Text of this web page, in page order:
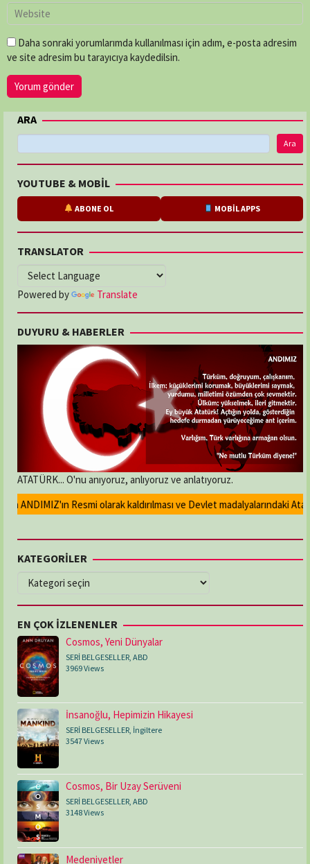
Daha sonraki yorumlarımda kullanılması için adım, e-posta adresim
ve site adresim bu tarayıcıya kaydedilsin.
ARA
Ara
YOUTUBE & MOBİL
ABONE OL MOBİL APPS
TRANSLATOR
Powered by Translate
DUYURU & HABERLER
ATATÜRK... O'nu anıyoruz, anlıyoruz ve anlatıyoruz.
ANDIMIZ'ın Resmi olarak kaldırılması ve Devlet madalyalarındaki
KATEGORİLER
KATEGORİLER
EN ÇOK İZLENENLER
Cosmos, Yeni Dünyalar
SERİ BELGESELLER, ABD
3969 Views
İnsanoğlu, Hepimizin Hikayesi
SERİ BELGESELLER, İngiltere
3547 Views
Cosmos, Bir Uzay Serüveni
SERİ BELGESELLER ABD
3148 Views
Medeniyetler